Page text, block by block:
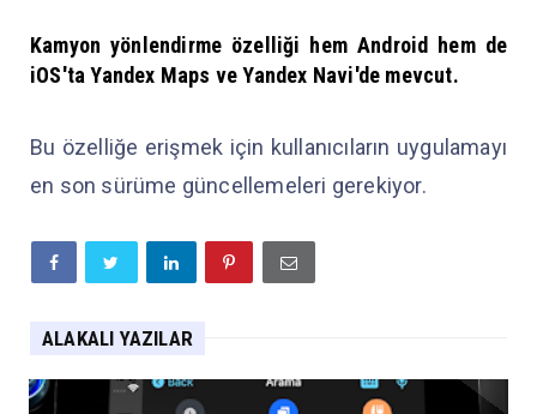
Kamyon yönlendirme özelliği hem Android hem de
iOS'ta Yandex Maps ve Yandex Navi'de mevcut.
Bu özelliğe erişmek için kullanıcıların uygulamayı
en son sürüme güncellemeleri gerekiyor.
ALAKALI YAZILAR